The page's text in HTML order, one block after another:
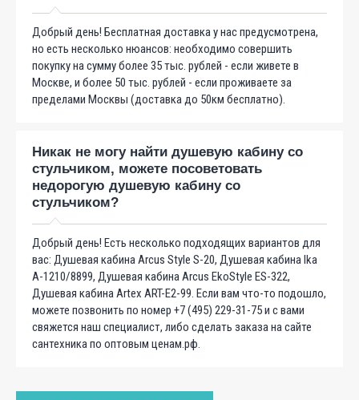
Добрый день! Бесплатная доставка у нас предусмотрена,
но есть несколько нюансов: необходимо совершить
покупку на сумму более 35 тыс. рублей - если живете в
Москве, и более 50 тыс. рублей - если проживаете за
пределами Москвы (доставка до 50км бесплатно).
Никак не могу найти душевую кабину со
стульчиком, можете посоветовать
недорогую душевую кабину со
стульчиком?
Добрый день! Есть несколько подходящих вариантов для
вас: Душевая кабина Arcus Style S-20, Душевая кабина Ika
A-1210/8899, Душевая кабина Arcus EkoStyle ES-322,
Душевая кабина Artex ART-E2-99. Если вам что-то подошло,
можете позвонить по номер +7 (495) 229-31-75 и с вами
свяжется наш специалист, либо сделать заказа на сайте
сантехника по оптовым ценам.рф.